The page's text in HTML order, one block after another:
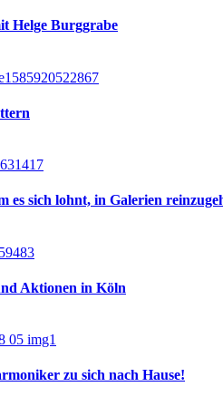
Helge Burggrabe
es sich lohnt, in Galerien
Aktionen in Köln
zu sich nach Hause!